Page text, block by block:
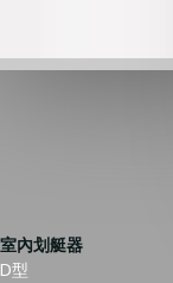
室內划艇器
D型